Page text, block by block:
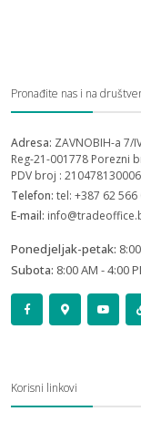
Pronađite nas i na
Adresa: ZAVNOBIH-a 7/
Reg-21-001778 Porezni
PDV broj : 210478130006
Telefon: tel: +387 62 566
E-mail:
Ponedjeljak-petak:
Subota: 8:00 AM - 4:00
Korisni linkovi